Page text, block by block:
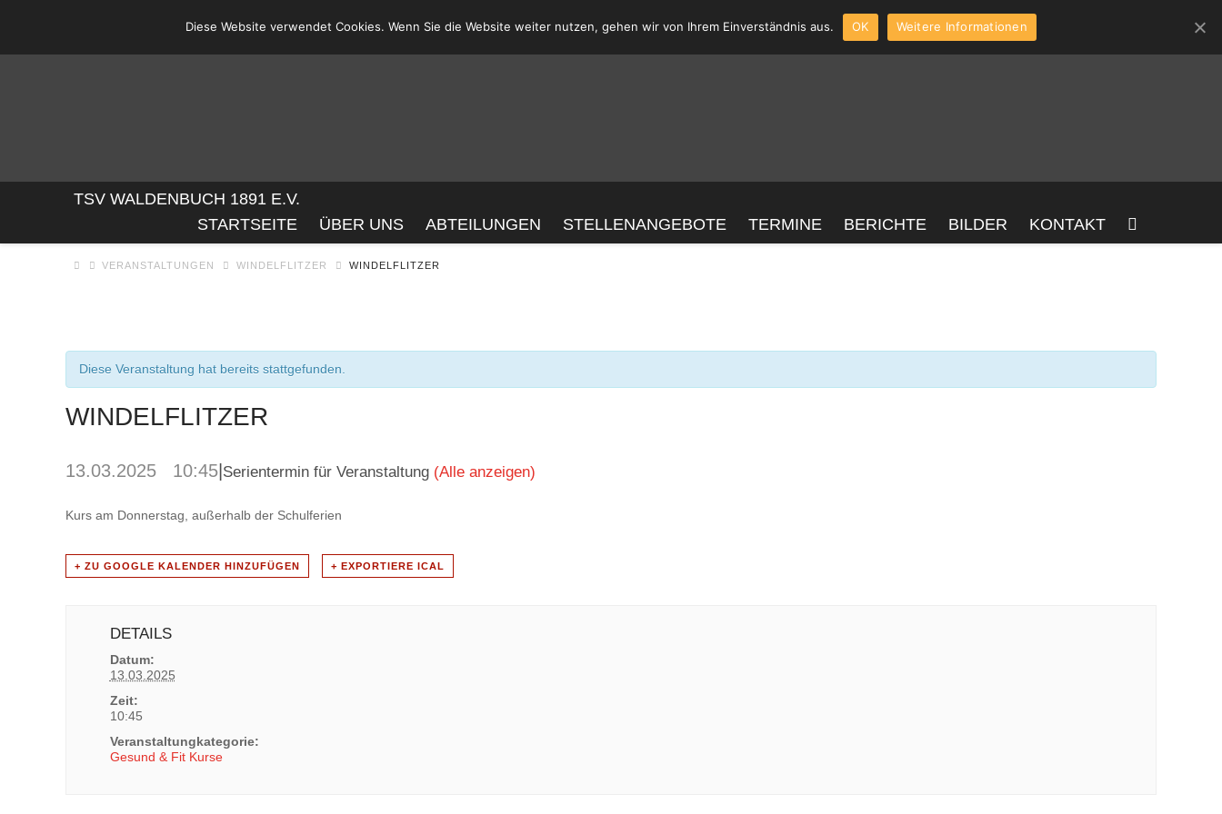
TSV
WALDENBUCH
E.V.
TSV WALDENBUCH 1891 E.V.
STARTSEITE
ÜBER UNS ABTEILUNGEN STELLENANGEBOTE TERMINE BERICHTE BILDER KONTAKT
VERANSTALTUNGEN WINDELFLITZER WINDELFLITZER
Diese Veranstaltung hat bereits stattgefunden.
WINDELFLITZER
13.03.2025 10:45 Serientermin für Veranstaltung (Alle anzeigen)
Kurs am Donnerstag, außerhalb der Schulferien
+ ZU GOOGLE KALENDER HINZUFÜGEN + EXPORTIERE ICAL
DETAILS
Datum:
13.03.2025
Zeit:
10:45
Veranstaltungkategorie:
Gesund & Fit Kurse
Diese Website verwendet Cookies. Wenn Sie die Website weiter nutzen, gehen wir von Ihrem Einverständnis aus. OK Weitere Informationen